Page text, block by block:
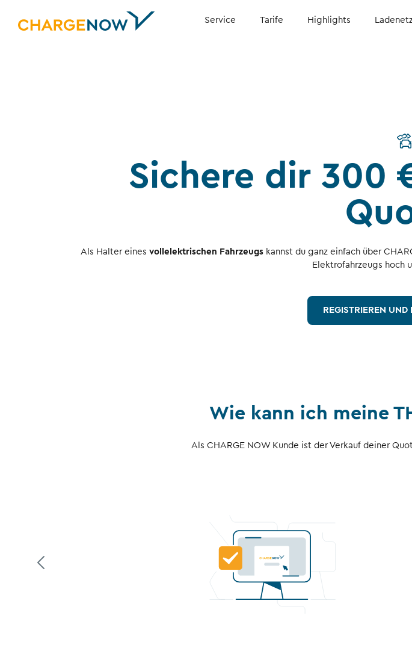
Service Tarife Highlights
Sichere dir 300
Als Halter eines vollelektrischen Fahrzeugskannst du ganz einfach über
Elektrofahrzeugs hoch
REGISTRIEREN
Wie kann ich meine
Als CHARGE NOW Kunde ist der Verkauf deiner